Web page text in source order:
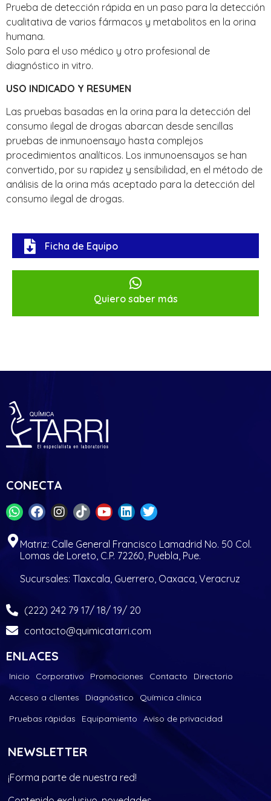
Prueba de detección rápida en un paso para la detección
cualitativa de varios fármacos y metabolitos en la orina
humana.
Solo para el uso médico y otro profesional de
diagnóstico in vitro.
USO INDICADO Y RESUMEN
Las pruebas basadas en la orina para la detección del
consumo ilegal de drogas abarcan desde sencillas
pruebas de inmunoensayo hasta complejos
procedimientos analíticos. Los inmunoensayos se han
convertido, por su rapidez y sensibilidad, en el método de
análisis de la orina más aceptado para la detección del
consumo ilegal de drogas.
Ficha de Equipo
Quiero saber más
CONECTA
Matriz: Calle General Francisco Lamadrid No. 50 Col.
Lomas de Loreto, C.P. 72260, Puebla, Pue.
Sucursales: Tlaxcala, Guerrero, Oaxaca, Veracruz
(222) 242 79 17/ 18/ 19/ 20
contacto@quimicatarri.com
ENLACES
Inicio Corporativo Promociones Contacto
Directorio
Acceso a clientes
Diagnóstico
Química clínica
Pruebas rápidas
Equipamiento Aviso de privacidad
NEWSLETTER
¡Forma parte de nuestra red!